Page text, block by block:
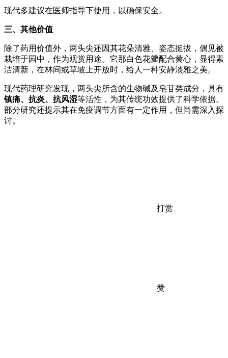
现代多建议在医师指导下使用，以确保安全。
三、其他价值
除了药用价值外，两头尖还因其花朵清雅、姿态挺拔，偶见被
栽培于园中，作为观赏用途。它那白色花瓣配合黄心，显得素
洁清新，在林间或草坡上开放时，给人一种安静淡雅之美。
现代药理研究发现，两头尖所含的生物碱及皂苷类成分，具有
镇痛、抗炎、抗风湿等活性，为其传统功效提供了科学依据。
部分研究还提示其在免疫调节方面有一定作用，但尚需深入探
讨。
打赏
赞